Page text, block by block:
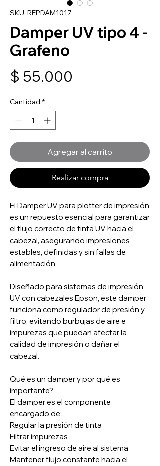
SKU: REPDAM1017
Damper UV tipo 4 -
Grafeno
$ 55.000
Cantidad *
Agregar al carrito
Realizar compra
El Damper UV para plotter de impresión
es un repuesto esencial para garantizar
el flujo correcto de tinta UV hacia el
cabezal, asegurando impresiones
estables, definidas y sin fallas de
alimentación.
Diseñado para sistemas de impresión
UV con cabezales Epson, este damper
funciona como regulador de presión y
filtro, evitando burbujas de aire e
impurezas que puedan afectar la
calidad de impresión o dañar el
cabezal.
Qué es un damper y por qué es
importante?
El damper es el componente
encargado de:
Regular la presión de tinta
Filtrar impurezas
Evitar el ingreso de aire al sistema
Mantener flujo constante hacia el